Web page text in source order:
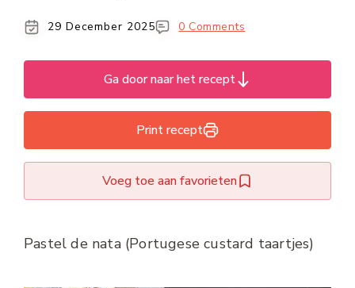
29 December 2025 0 Comments
Ga door naar het recept
Print recept
Voeg toe aan favorieten
Pastel de nata (Portugese custard taartjes)